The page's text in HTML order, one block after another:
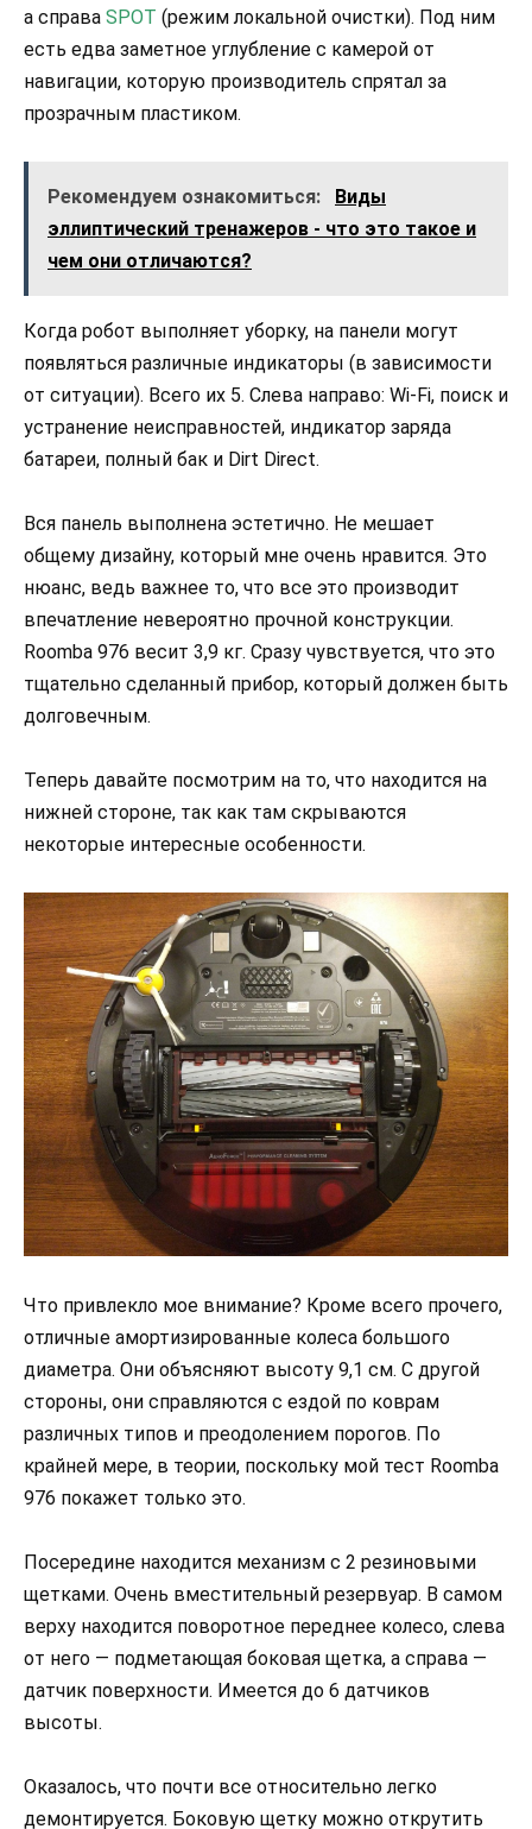
а справа SPOT (режим локальной очистки). Под ним
есть едва заметное углубление с камерой от
навигации, которую производитель спрятал за
прозрачным пластиком.
Рекомендуем ознакомиться:
Виды
эллиптический тренажеров - что это такое и
чем они отличаются?
Когда робот выполняет уборку, на панели могут
появляться различные индикаторы (в зависимости
от ситуации). Всего их 5. Слева направо: Wi-Fi, поиск и
устранение неисправностей, индикатор заряда
батареи, полный бак и Dirt Direct.
Вся панель выполнена эстетично. Не мешает
общему дизайну, который мне очень нравится. Это
нюанс, ведь важнее то, что все это производит
впечатление невероятно прочной конструкции.
Roomba 976 весит 3,9 кг. Сразу чувствуется, что это
тщательно сделанный прибор, который должен быть
долговечным.
Теперь давайте посмотрим на то, что находится на
нижней стороне, так как там скрываются
некоторые интересные особенности.
Что привлекло мое внимание? Кроме всего прочего,
отличные амортизированные колеса большого
диаметра. Они объясняют высоту 9,1 см. С другой
стороны, они справляются с ездой по коврам
различных типов и преодолением порогов. По
крайней мере, в теории, поскольку мой тест Roomba
976 покажет только это.
Посередине находится механизм с 2 резиновыми
щетками. Очень вместительный резервуар. В самом
верху находится поворотное переднее колесо, слева
от него — подметающая боковая щетка, а справа —
датчик поверхности. Имеется до 6 датчиков
высоты.
Оказалось, что почти все относительно легко
демонтируется. Боковую щетку можно открутить